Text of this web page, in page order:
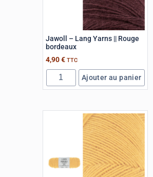
Jawoll – Lang Yarns || Rouge
bordeaux
4,90€ TTC
Ajouter au panier